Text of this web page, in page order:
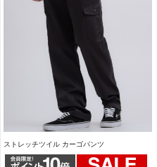
ストレッチツイル カーゴパンツ